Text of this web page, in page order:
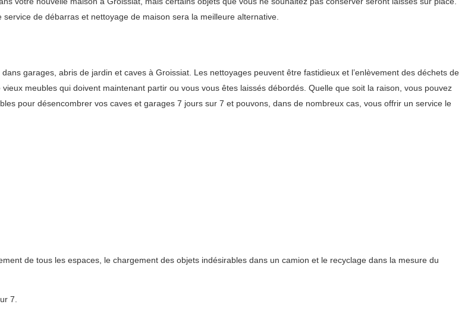
de débarras et nettoyage de maison sera la meilleure alternative.
garages, abris de jardin et caves à Groissiat. Les nettoyages peuvent être fastidieux et l’enlèvement des déchets de
meubles qui doivent maintenant partir ou vous vous êtes laissés débordés. Quelle que soit la raison, vous pouvez
pour désencombrer vos caves et garages 7 jours sur 7 et pouvons, dans de nombreux cas, vous offrir un service le
de tous les espaces, le chargement des objets indésirables dans un camion et le recyclage dans la mesure du
7.